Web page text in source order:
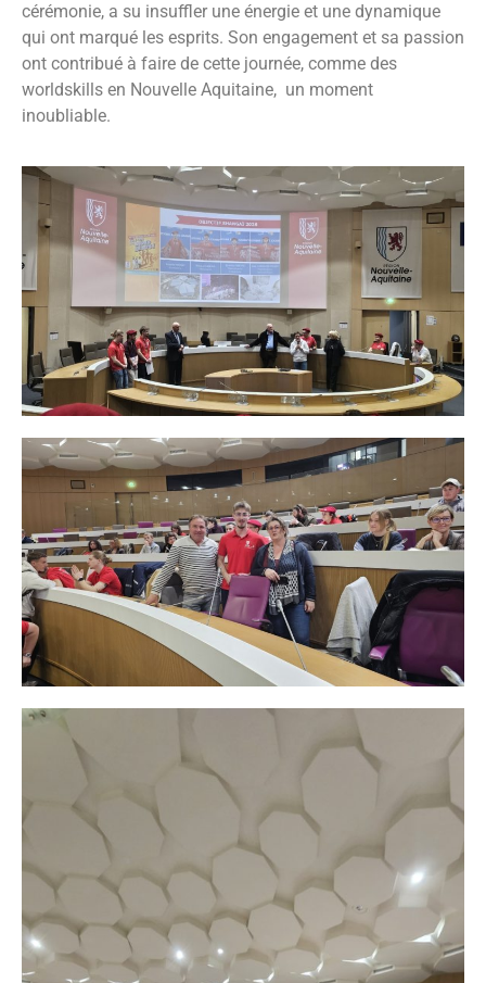
cérémonie, a su insuffler une énergie et une dynamique
qui ont marqué les esprits. Son engagement et sa passion
ont contribué à faire de cette journée, comme des
worldskills en Nouvelle Aquitaine, un moment
inoubliable.